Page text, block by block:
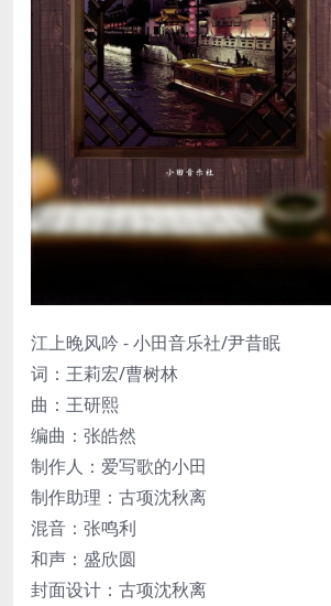
江上晚风吟 - 小田音乐社/尹昔眠
词：王莉宏/曹树林
曲：王研熙
编曲：张皓然
制作人：爱写歌的小田
制作助理：古项沈秋离
混音：张鸣利
和声：盛欣圆
封面设计：古项沈秋离